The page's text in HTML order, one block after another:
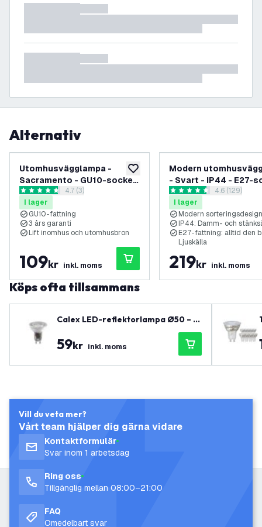
Alternativ
lägg till i önskelistan
Utomhusvägglampa -
Sacramento - GU10-sockel
- Rost - För inom- och
utomhusbruk
öppna recensionspanel
4.7 stjärnbetyg4.7 (3)
I lager
GU10-fattning
3 års garanti
Lift inomhus och utomhusbron
109kr inkl. moms
Modern
- Svart - IP44 - E27-
öppna
4.6 stjärnbetyg4.6 (129)
I lager
Modern sorteringsdesign
IP44: Damm- och
E27-fattning: alltid den
Ljuskälla
219kr inkl. moms
Köps ofta tillsammans
Calex LED-reflektorlampa Ø50 – G
59kr inkl. moms
Vill du veta mer?
Vårt team hjälper dig gärna vidare
Kontaktformulär
Svar inom 1 arbetsdag
Ring oss
Tillgänglig mellan 08:00–21:00
FAQ
Omedelbart svar